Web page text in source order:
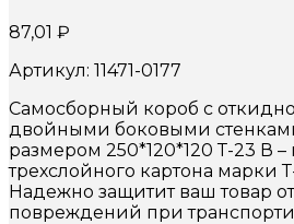
87,01 ₽
Артикул: 11471-0177
Самосборный короб с
двойными боковыми
размером 250*120*120 Т-23 В
трехслойного картона марки
Надежно защитит ваш товар
повреждений при